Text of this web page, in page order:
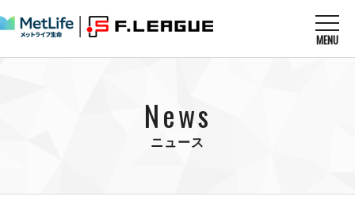
MENU
U-23選抜
MATCHESNews
ニュース